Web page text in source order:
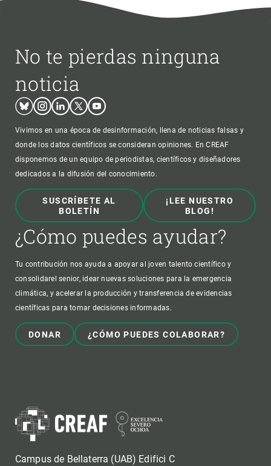
No te pierdas ninguna
noticia
BlueskyInstagram
LinkedinTwitterYoutube
Vivimos en una época de desinformación, llena de noticias falsas y
donde los datos científicos se consideran opiniones. En CREAF
disponemos de un equipo de periodistas, científicos y diseñadores
dedicados a la difusión del conocimiento.
SUSCRÍBETE AL
BOLETÍN
¡LEE NUESTRO
BLOG!
¿Cómo puedes ayudar?
Tu contribución nos ayuda a apoyar al joven talento científico y
consolidarel senior, idear nuevas soluciones para la emergencia
climática, y acelerar la producción y transferencia de evidencias
científicas para tomar decisiones informadas.
DONAR ¿CÓMO PUEDES COLABORAR?
Campus de Bellaterra (UAB) Edifici C